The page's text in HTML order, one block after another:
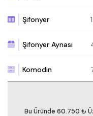
Şifonyer
Şifonyer Aynası
Komodin
Bu Üründe 60.750 ₺